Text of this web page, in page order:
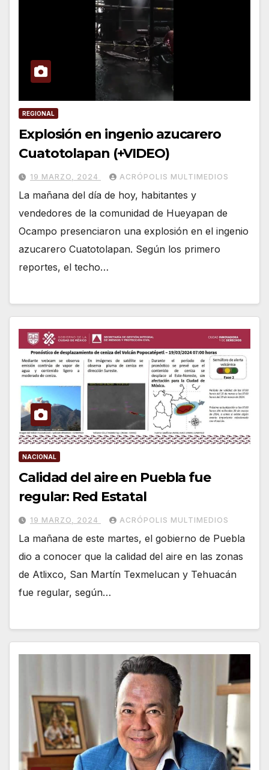
REGIONAL
Explosión en ingenio azucarero
Cuatotolapan (+VIDEO)
19 MARZO, 2024 ACRÓPOLIS MULTIMEDIOS
La mañana del día de hoy, habitantes y
vendedores de la comunidad de Hueyapan de
Ocampo presenciaron una explosión en el ingenio
azucarero Cuatotolapan. Según los primero
reportes, el techo…
NACIONAL
Calidad del aire en Puebla fue
regular: Red Estatal
19 MARZO, 2024 ACRÓPOLIS MULTIMEDIOS
La mañana de este martes, el gobierno de Puebla
dio a conocer que la calidad del aire en las zonas
de Atlixco, San Martín Texmelucan y Tehuacán
fue regular, según…